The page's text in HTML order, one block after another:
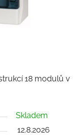
18 modulů v
Skladem
12.8.2026